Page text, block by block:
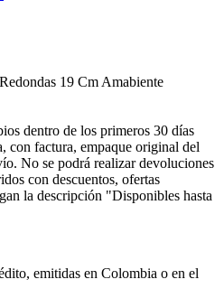
19 Cm Amabiente
dentro de los primeros 30 días
con factura, empaque original del
No se podrá realizar devoluciones
con descuentos, ofertas
la descripción "Disponibles hasta
emitidas en Colombia o en el